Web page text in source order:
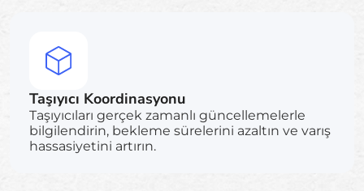
Taşıyıcı Koordinasyonu
Taşıyıcıları gerçek zamanlı güncellemelerle
bilgilendirin, bekleme sürelerini azaltın ve varış
hassasiyetini artırın.